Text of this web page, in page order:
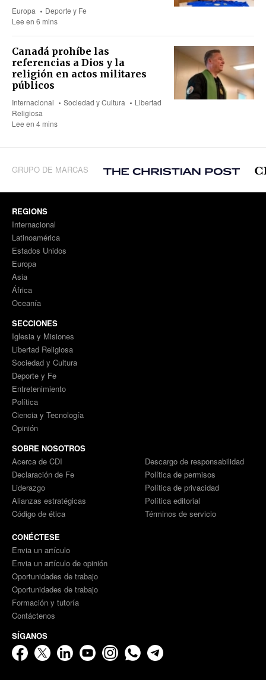
Europa
Deporte y Fe
Lee en 6 mins
Canadá prohíbe las
referencias a Dios y la
religión en actos militares
públicos
Internacional Sociedad y Cultura
Libertad
Religiosa
Lee en 4 mins
GRUPO DE MARCAS
REGIONS
Internacional
Latinoamérica
Estados Unidos
Europa
Asia
África
Oceanía
SECCIONES
Iglesia y Misiones
Libertad Religiosa
Sociedad y Cultura
Deporte y Fe
Entretenimiento
Política
Ciencia y Tecnología
Opinión
SOBRE NOSOTROS
Acerca de CDI
Declaración de Fe
Liderazgo
Alianzas estratégicas
Código de ética
Descargo de responsabilidad
Política de permisos
Política de privacidad
Política editorial
Términos de servicio
CONÉCTESE
Envia un artículo
Envia un artículo de opinión
Oportunidades de trabajo
Oportunidades de trabajo
Formación y tutoría
Contáctenos
SÍGANOS